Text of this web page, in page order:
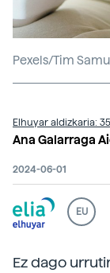
Pexels/Tim
Elhuyar aldizkaria:
Ana Galarraga
2024-06-01
EU
Ez dago